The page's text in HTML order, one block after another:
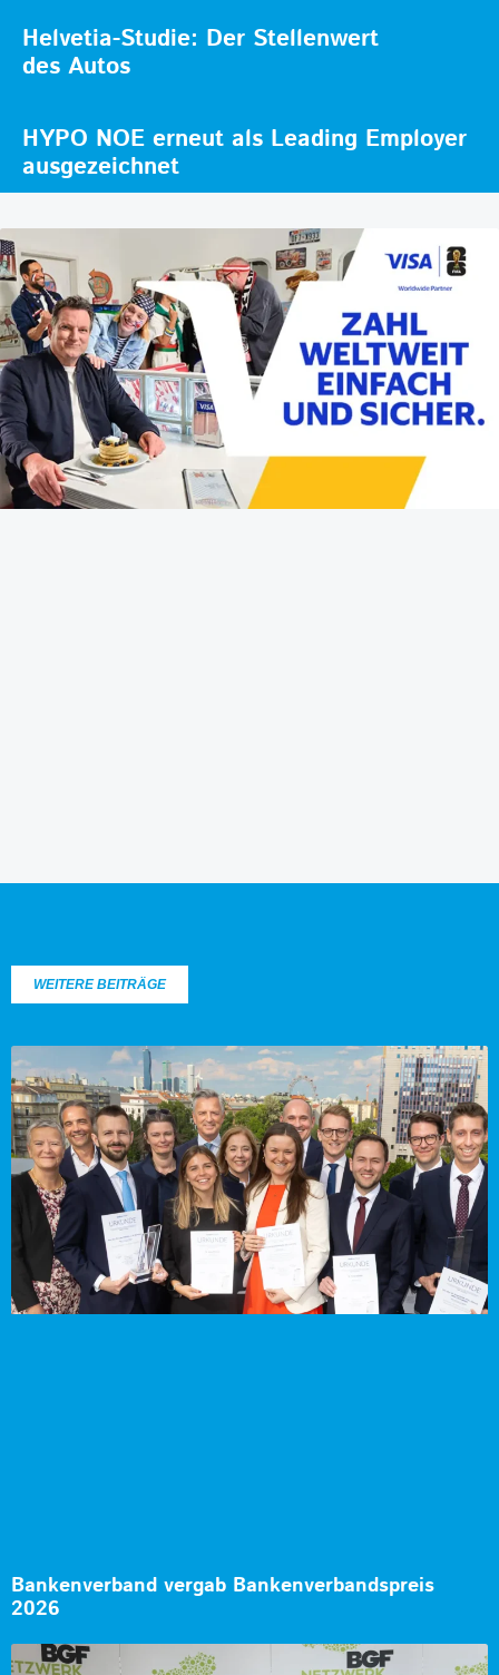
Helvetia-Studie: Der Stellenwert
des Autos
HYPO NOE erneut als Leading Employer
ausgezeichnet
WEITERE BEITRÄGE
Bankenverband vergab Bankenverbandspreis
2026